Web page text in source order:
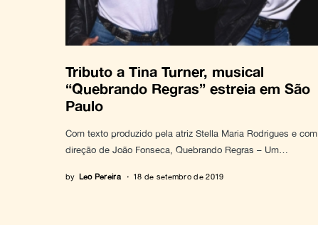
Tributo a Tina Turner, musical
“Quebrando Regras” estreia em São
Paulo
Com texto produzido pela atriz Stella Maria Rodrigues e com
direção de João Fonseca, Quebrando Regras – Um…
by Leo Pereira 18 de setembro de 2019